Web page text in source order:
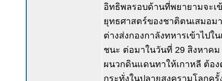
อิทธิพลรอบด้านที่พยายามจะเ
ยุทธศาสตร์ของชาติตนเสมอม
ต่างส่งกองกาลังทหารเข้าไป
ชนะ ต่อมาในวันที่ 29 สิงหาค
ผนวกดินแดนทาให้เกาหลี ต้อ
กระทั่งในปลายสงครามโลกค